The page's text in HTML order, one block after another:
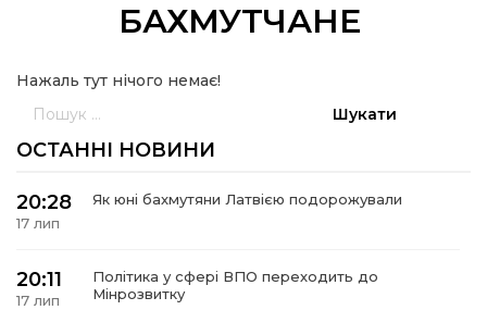
евакуації
новини
БАХМУТЧАНЕ
Нажаль тут нічого немає!
ОСТАННІ НОВИНИ
20:28
17 лип
Як юні бахмутяни Латвією подорожували
20:11
17 лип
Політика у сфері ВПО переходить до
Мінрозвитку